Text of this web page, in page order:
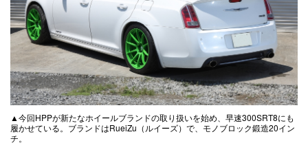
▲今回HPPが新たなホイールブランドの取り扱いを始め、早速300SRT8にも
履かせている。ブランドはRueiZu（ルイーズ）で、モノブロック鍛造20イン
チ。